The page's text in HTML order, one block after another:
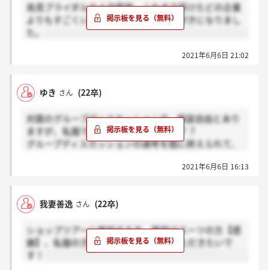
高見ブライダルの４次面接、これまで受けたどの企業
よりもすごくいい雰囲気で、いっそう好きになりまし
た。
2021年6月6日 21:02
ゆき さん (22卒)
対面のグループディスカッションで、服装自由とあり
ますが、私服で行ったら浮きますか…？？
グループディスカッションの選考を既に終えられて、
2021年6月6日 16:13
我妻善逸 さん (22卒)
ショップツアーに参加する方、服装はスーツの方【感
謝】、私服の方【ホント】を押していただきたいで
す！